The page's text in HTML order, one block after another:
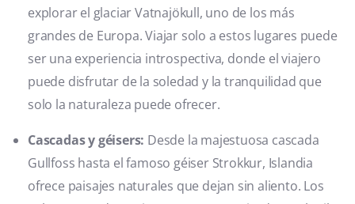
explorar el glaciar Vatnajökull, uno de los más
grandes de Europa. Viajar solo a estos lugares puede
ser una experiencia introspectiva, donde el viajero
puede disfrutar de la soledad y la tranquilidad que
solo la naturaleza puede ofrecer.
Cascadas y géisers: Desde la majestuosa cascada
Gullfoss hasta el famoso géiser Strokkur, Islandia
ofrece paisajes naturales que dejan sin aliento. Los